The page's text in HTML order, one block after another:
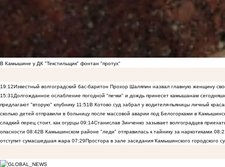
В Камышине у ДК "Текстильщик" фонтан "протух"
19:12Известный волгоградский бас-баритон Прохор Шаляпин назвал главную женщину
15:31 Долгожданное ослабление погодной "печки" и дождь принесет камышанам
предлагают "вторую" клубнику 11:51В Котово суд забрал у водителя-пьяницы личный
сколько детей отправили в больницу после массовой аварии под Белогорками в
сладкий перец стоит, как огурцы 09:14Станислав Зинченко зазывает волгоградцев
опасности 08:42В Камышинском районе "леди" отправилась к тайнику за наркотиками
отступит сумасшедшая жара 07:29Простора в зале заседания Камышинского городского